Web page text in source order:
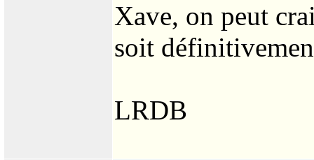
Xave, on peut
soit
LRDB